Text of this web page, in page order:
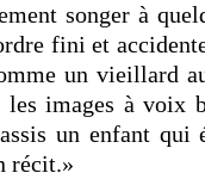
songer à
fini et
un vieillard
images à voix
un enfant
récit.»